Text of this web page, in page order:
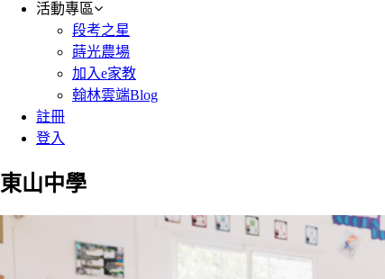
活動專區
段考之星
蒔光農場
加入e家教
翰林雲端Blog
註冊
登入
東山中學